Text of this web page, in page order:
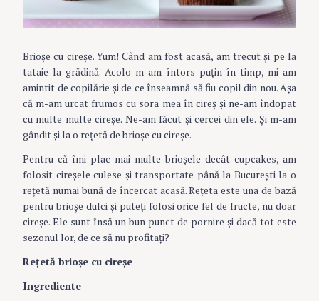
Brioşe cu cireşe. Yum! Când am fost acasă, am trecut și pe la
tataie la grădină. Acolo m-am întors puțin în timp, mi-am
amintit de copilărie și de ce înseamnă să fiu copil din nou. Așa
că m-am urcat frumos cu sora mea în cireș și ne-am îndopat
cu multe multe cireșe. Ne-am făcut și cercei din ele. Şi m-am
gândit şi la o reţetă de brioşe cu cireşe.
Pentru că îmi plac mai multe brioșele decât cupcakes, am
folosit cireșele culese și transportate până la București la o
rețetă numai bună de încercat acasă. Rețeta este una de bază
pentru brioșe dulci și puteți folosi orice fel de fructe, nu doar
cireșe. Ele sunt însă un bun punct de pornire și dacă tot este
sezonul lor, de ce să nu profitați?
Reţetă brioşe cu cireşe
Ingrediente